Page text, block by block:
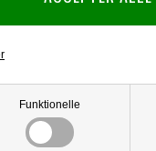
Funktionelle